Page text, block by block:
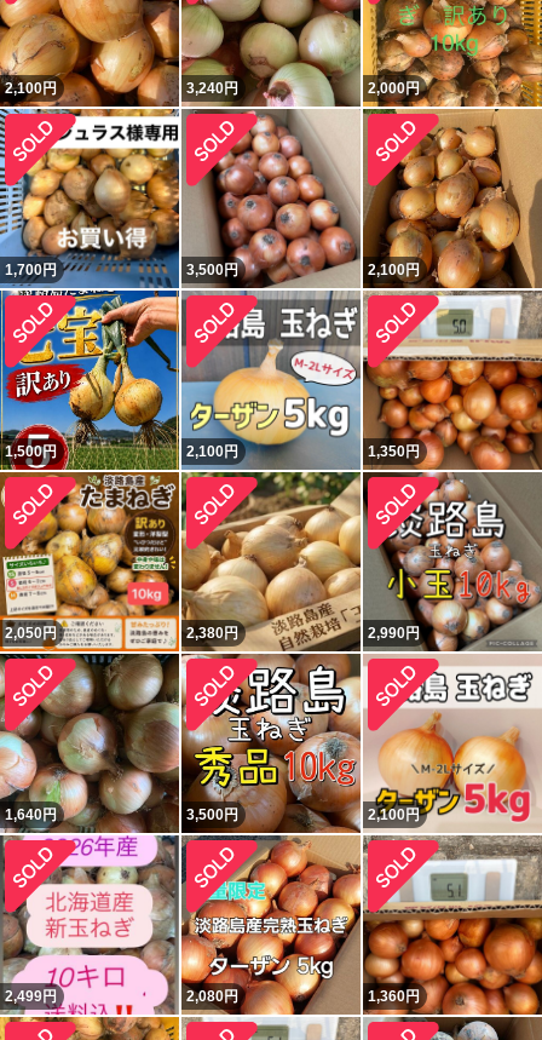
2,100円 3,240円 2,000円
1,700円 3,500円 2,100円
1,500円 2,100円 1,350円
2,050円 2,380円 2,990円
1,640円 3,500円 2,100円
2,499円 2,080円 1,360円